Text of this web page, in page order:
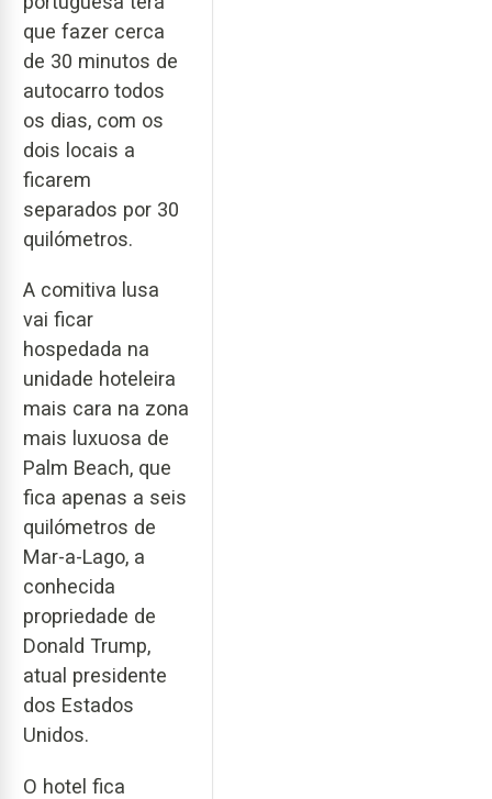
que fazer cerca
de 30 minutos de
autocarro todos
os dias, com os
dois locais a
ficarem
separados por 30
quilómetros.
A comitiva lusa
vai ficar
hospedada na
unidade hoteleira
mais cara na zona
mais luxuosa de
Palm Beach, que
fica apenas a seis
quilómetros de
Mar-a-Lago, a
conhecida
propriedade de
Donald Trump,
atual presidente
dos Estados
Unidos.
O hotel fica